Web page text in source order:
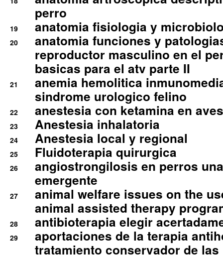
perro
19 anatomia fisiologia y
20
anatomia funciones y
reproductor masculino en el
basicas para el atv parte II
21
anemia hemolitica
sindrome urologico felino
22 anestesia con ketamina en
23 Anestesia inhalatoria
24 Anestesia local y regional
25 Fluidoterapia quirurgica
26
angiostrongilosis en perros
emergente
27
animal welfare issues on the
animal assisted therapy
28 antibioterapia elegir
29
aportaciones de la terapia
tratamiento conservador de